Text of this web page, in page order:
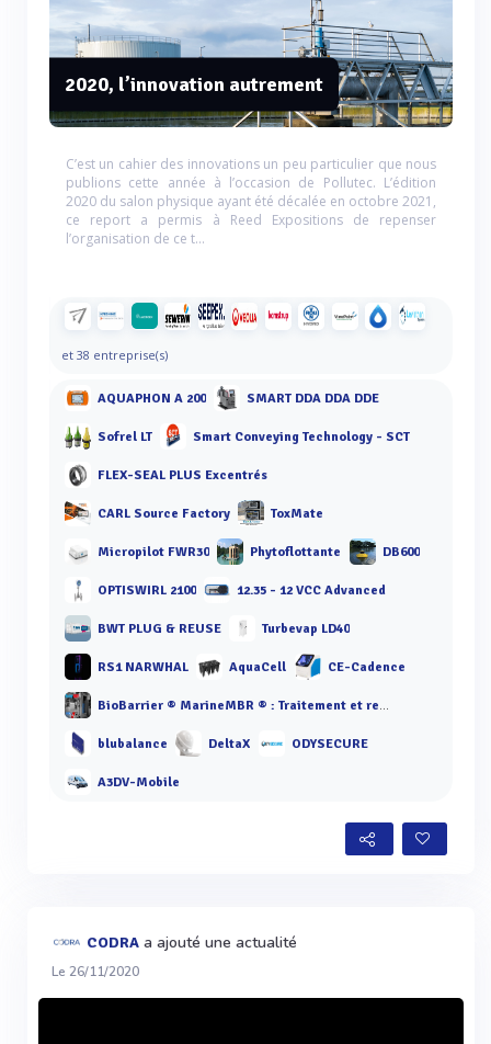
2020, l’innovation autrement
C’est un cahier des innovations un peu particulier que nous
publions cette année à l’occasion de Pollutec. L’édition
2020 du salon physique ayant été décalée en octobre 2021,
ce report a permis à Reed Expositions de repenser
l’organisation de ce t...
et 38 entreprise(s)
AQUAPHON A 200 SMART DDA DDA DDE
Sofrel LT Smart Conveying Technology - SCT
FLEX-SEAL PLUS Excentrés
CARL Source Factory ToxMate
Micropilot FWR30 Phytoflottante DB600
OPTISWIRL 2100 12.35 - 12 VCC Advanced
BWT PLUG & REUSE Turbevap LD40
RS1 NARWHAL AquaCell CE-Cadence
BioBarrier ® MarineMBR ® : Traitement et recyclage des eaux usées
blubalance DeltaX ODYSECURE
A3DV-Mobile
CODRA a ajouté une actualité
Le 26/11/2020